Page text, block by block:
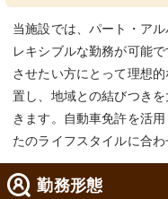
当施設では、パート・ア
レキシブルな勤務が可能
させたい方にとって理想
置し、地域との結びつき
きます。自動車免許を活
たのライフスタイルに合
勤務形態